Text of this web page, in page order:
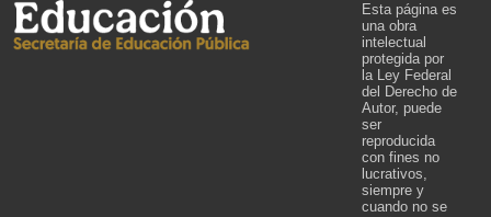
Esta página es
una obra
intelectual
protegida por
la Ley Federal
del Derecho de
Autor, puede
ser
reproducida
con fines no
lucrativos,
siempre y
cuando no se